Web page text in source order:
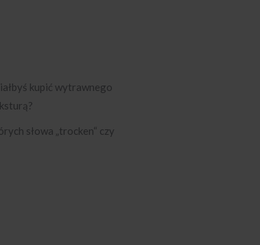
kupić wytrawnego
słowa „trocken“ czy